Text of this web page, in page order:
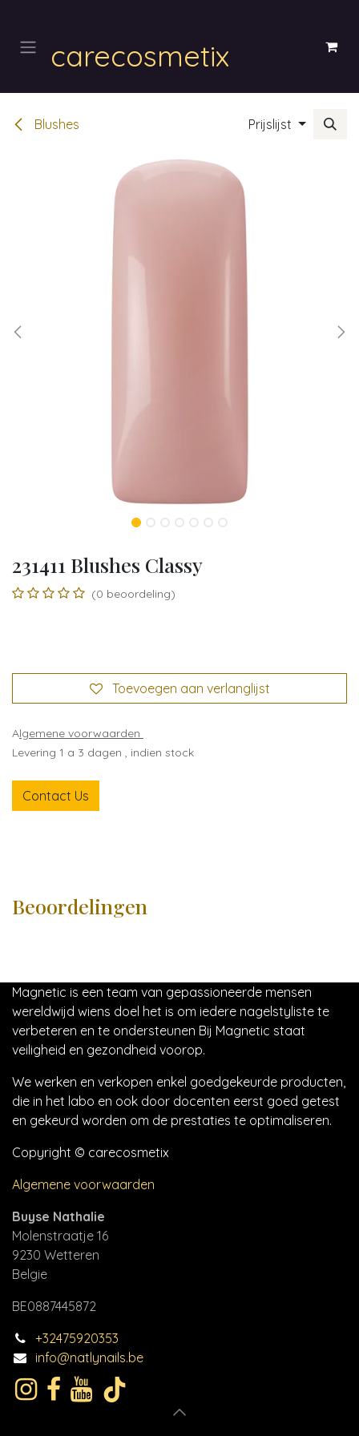
carecosmetix
Blushes Prijslijst
231411 Blushes Classy
(0 beoordeling)
Toevoegen aan verlanglijst
Algemene voorwaarden
Levering 1 a 3 dagen , indien stock
Contact Us
Beoordelingen
Magnetic is een team van gepassioneerde mensen
wereldwijd wiens doel het is om iedere nagelstyliste te
verbeteren en te ondersteunen Bij Magnetic staat
veiligheid en gezondheid voorop.
We werken en verkopen enkel goedgekeurde producten,
die in het labo en ook door docenten eerst goed getest
en gekeurd worden om de prestaties te optimaliseren.
Copyright © carecosmetix
Algemene voorwaarden
Buyse Nathalie
Molenstraatje 16
9230 Wetteren
Belgie
BE0887445872
+32475920353
info@natlynails.be